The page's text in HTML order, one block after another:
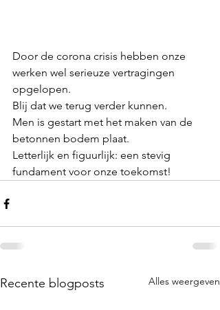
Door de corona crisis hebben onze
werken wel serieuze vertragingen
opgelopen.
Blij dat we terug verder kunnen.
Men is gestart met het maken van de
betonnen bodem plaat.
Letterlijk en figuurlijk: een stevig
fundament voor onze toekomst!
Recente blogposts Alles weergeven